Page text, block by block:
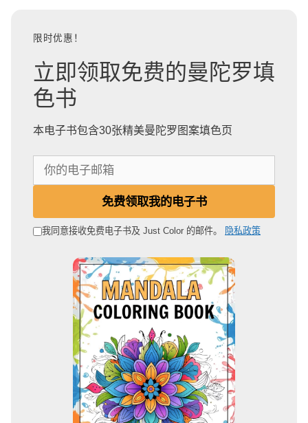
限时优惠！
立即领取免费的曼陀罗填
色书
本电子书包含30张精美曼陀罗图案填色页
邮
免费领取我的电子书
我同意接收免费电子书及 Just Color 的邮件。 隐私政策